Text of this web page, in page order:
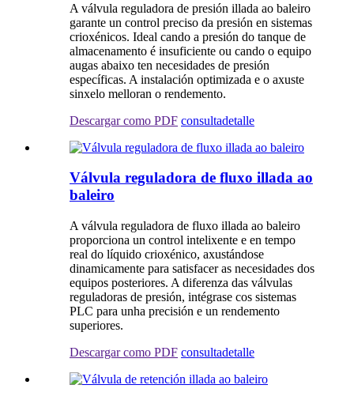
A válvula reguladora de presión illada ao baleiro
garante un control preciso da presión en sistemas
crioxénicos. Ideal cando a presión do tanque de
almacenamento é insuficiente ou cando o equipo
augas abaixo ten necesidades de presión
específicas. A instalación optimizada e o axuste
sinxelo melloran o rendemento.
Descargar como PDF consultadetalle
Válvula reguladora de fluxo illada ao
baleiro
A válvula reguladora de fluxo illada ao baleiro
proporciona un control intelixente e en tempo
real do líquido crioxénico, axustándose
dinamicamente para satisfacer as necesidades dos
equipos posteriores. A diferenza das válvulas
reguladoras de presión, intégrase cos sistemas
PLC para unha precisión e un rendemento
superiores.
Descargar como PDF consultadetalle